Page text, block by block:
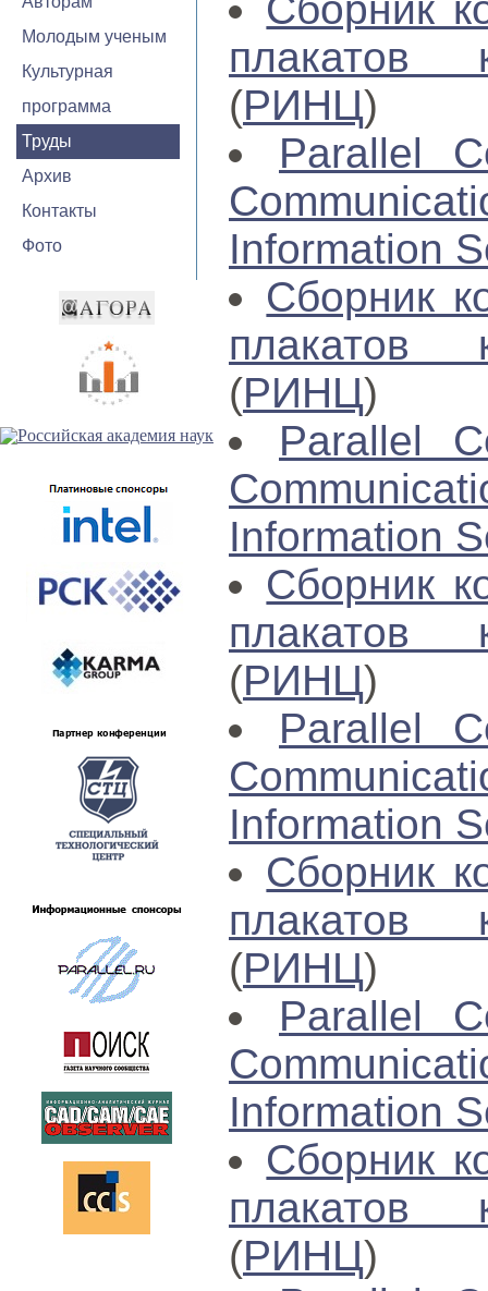
Молодым ученым
Культурная
программа
Труды
Архив
Контакты
Фото
плакатов
(РИНЦ)
Parallel
Information
Сборник
плакатов
(РИНЦ)
Parallel
Information
Сборник
плакатов
(РИНЦ)
Parallel
Information
Сборник
плакатов
(РИНЦ)
Parallel
Information
Сборник
плакатов
(РИНЦ)